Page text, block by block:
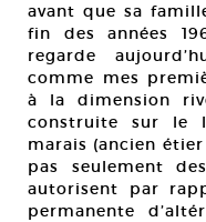
avant que sa
fin des années
regarde
comme mes
à la dimension
construite sur le
marais (ancien
pas seulement
autorisent par
permanente